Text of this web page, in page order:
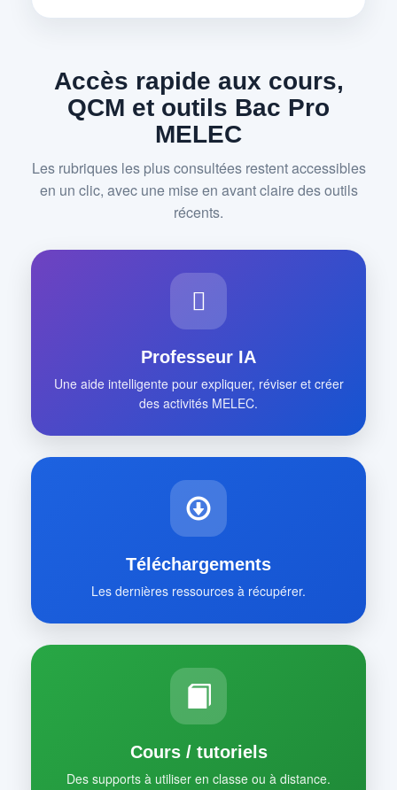
Accès rapide aux cours,
QCM et outils Bac Pro
MELEC
Les rubriques les plus consultées restent accessibles
en un clic, avec une mise en avant claire des outils
récents.
Professeur IA
Une aide intelligente pour expliquer, réviser et créer
des activités MELEC.
Téléchargements
Les dernières ressources à récupérer.
Cours / tutoriels
Des supports à utiliser en classe ou à distance.